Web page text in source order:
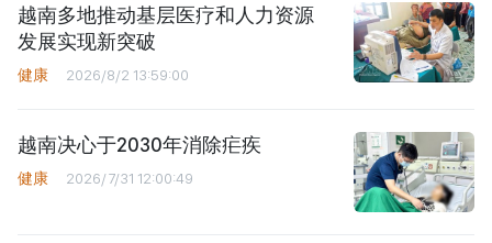
越南多地推动基层医疗和人力资源
发展实现新突破
健康 2026/8/2 13:59:00
越南决心于2030年消除疟疾
健康 2026/7/31 12:00:49